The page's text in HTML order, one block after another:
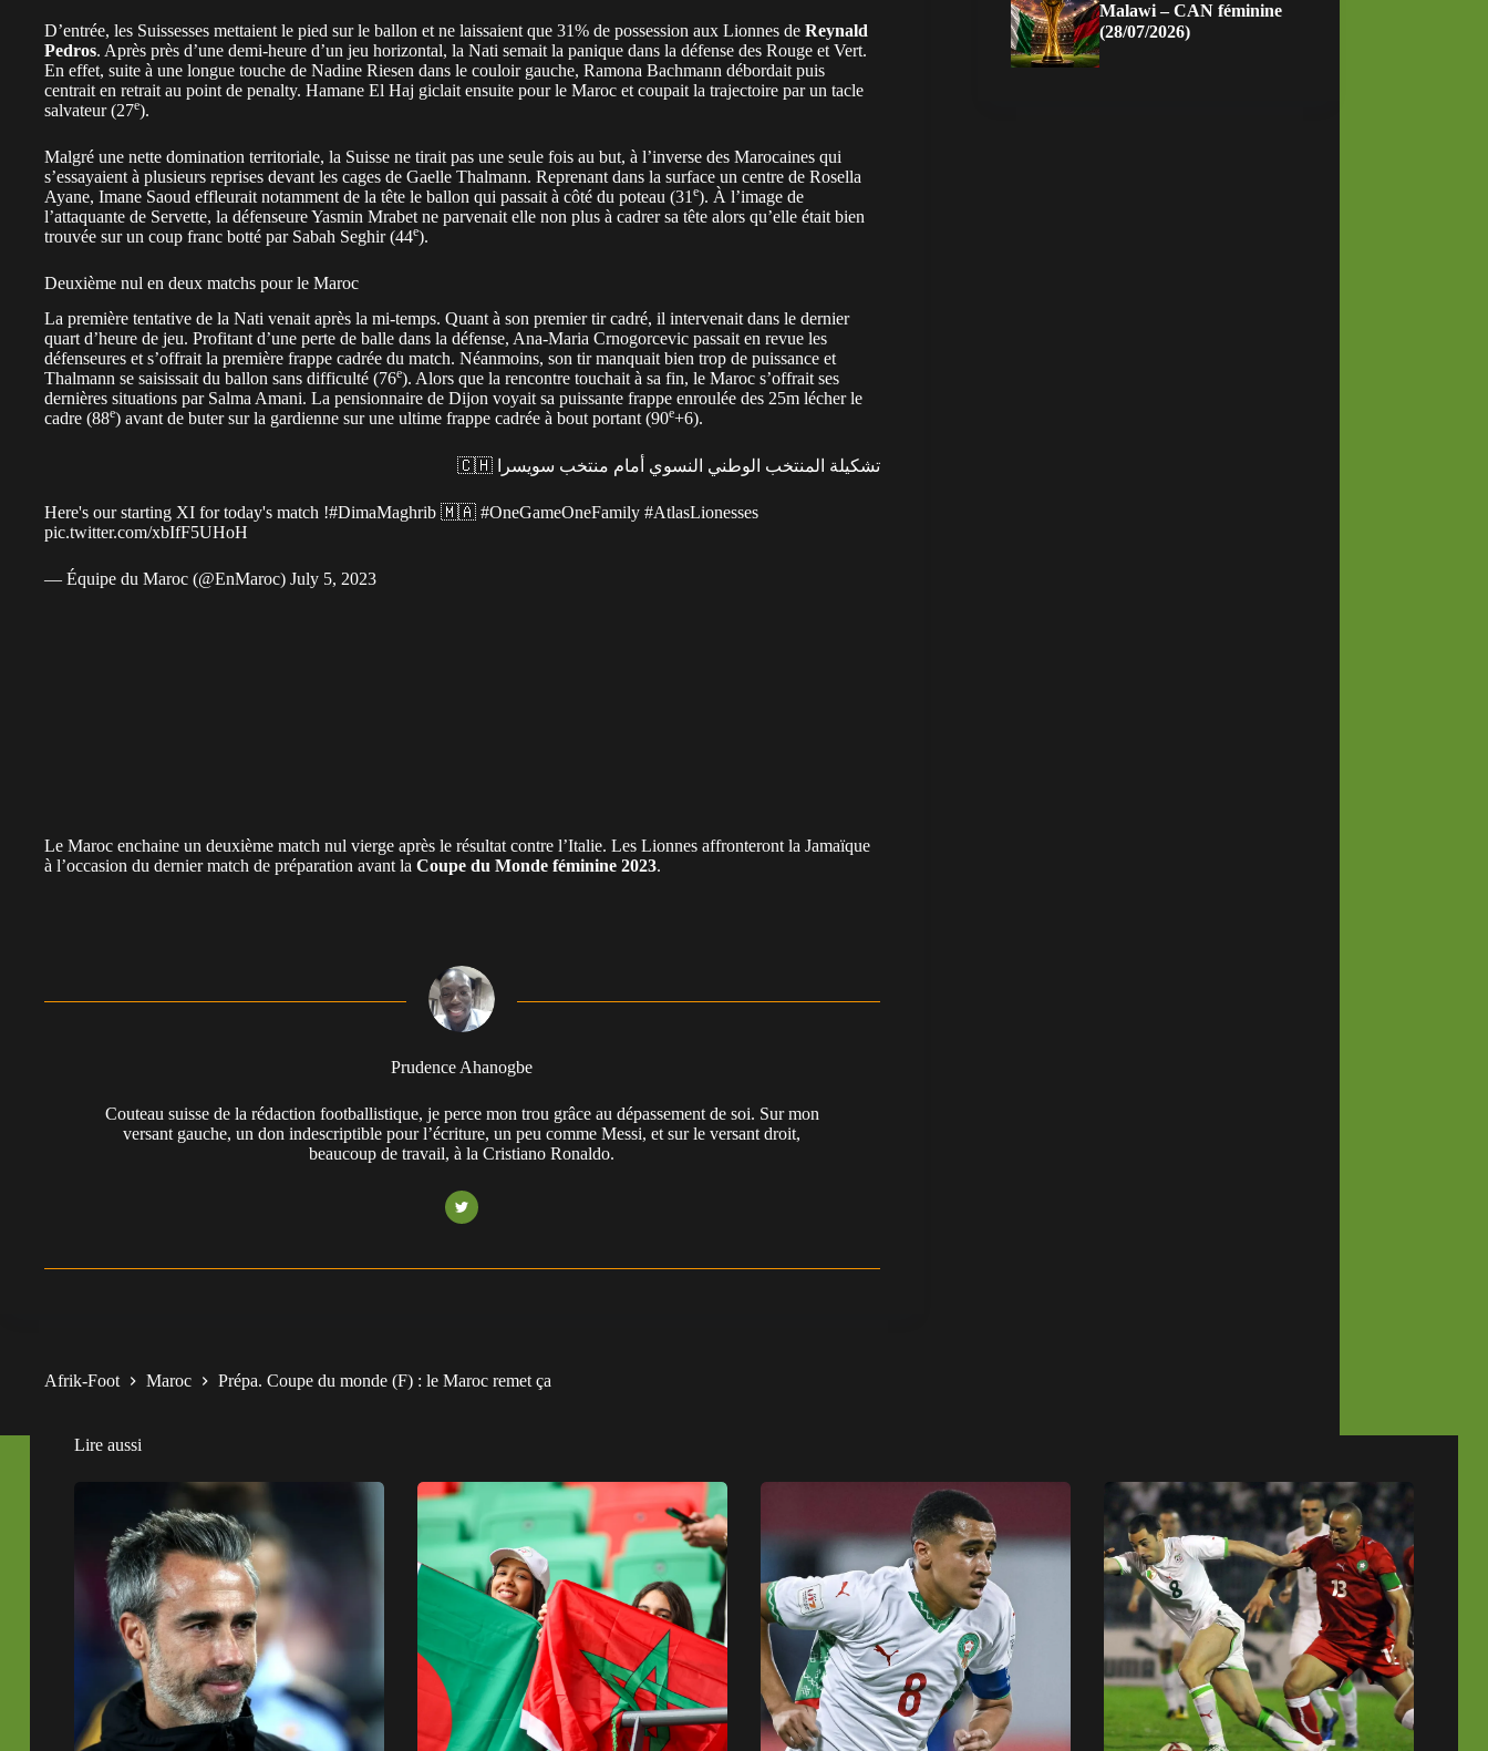
D’entrée, les Suissesses mettaient le pied sur le ballon et ne laissaient que 31% de possession aux Lionnes de Reynald
Pedros. Après près d’une demi-heure d’un jeu horizontal, la Nati semait la panique dans la défense des Rouge et Vert.
En effet, suite à une longue touche de Nadine Riesen dans le couloir gauche, Ramona Bachmann débordait puis
centrait en retrait au point de penalty. Hamane El Haj giclait ensuite pour le Maroc et coupait la trajectoire par un tacle
salvateur (27e).
Malgré une nette domination territoriale, la Suisse ne tirait pas une seule fois au but, à l’inverse des Marocaines qui
s’essayaient à plusieurs reprises devant les cages de Gaelle Thalmann. Reprenant dans la surface un centre de Rosella
Ayane, Imane Saoud effleurait notamment de la tête le ballon qui passait à côté du poteau (31 e). À l’image de
l’attaquante de Servette, la défenseure Yasmin Mrabet ne parvenait elle non plus à cadrer sa tête alors qu’elle était bien
trouvée sur un coup franc botté par Sabah Seghir (44e).
Deuxième nul en deux matchs pour le Maroc
La première tentative de la Nati venait après la mi-temps. Quant à son premier tir cadré, il intervenait dans le dernier
quart d’heure de jeu. Profitant d’une perte de balle dans la défense, Ana-Maria Crnogorcevic passait en revue les
défenseures et s’offrait la première frappe cadrée du match. Néanmoins, son tir manquait bien trop de puissance et
Thalmann se saisissait du ballon sans difficulté (76e). Alors que la rencontre touchait à sa fin, le Maroc s’offrait ses
dernières situations par Salma Amani. La pensionnaire de Dijon voyait sa puissante frappe enroulée des 25m lécher le
cadre (88e) avant de buter sur la gardienne sur une ultime frappe cadrée à bout portant (90e+6).
تشكيلة المنتخب الوطني النسوي أمام منتخب سويسرا 🇨🇭
Here's our starting XI for today's match !#DimaMaghrib 🇲🇦 #OneGameOneFamily #AtlasLionesses
pic.twitter.com/xbIfF5UHoH
— Équipe du Maroc (@EnMaroc) July 5, 2023
Le Maroc enchaine un deuxième match nul vierge après le résultat contre l’Italie. Les Lionnes affronteront la Jamaïque
à l’occasion du dernier match de préparation avant la Coupe du Monde féminine 2023.
Prudence Ahanogbe
Couteau suisse de la rédaction footballistique, je perce mon trou grâce au dépassement de soi. Sur mon
versant gauche, un don indescriptible pour l’écriture, un peu comme Messi, et sur le versant droit,
beaucoup de travail, à la Cristiano Ronaldo.
Malawi – CAN féminine
(28/07/2026)
Afrik-Foot Maroc Prépa. Coupe du monde (F) : le Maroc remet ça
Lire aussi